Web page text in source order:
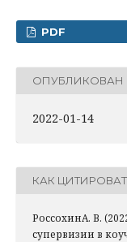
PDF
ОПУБЛИКОВАН
2022-01-14
КАК
РоссохинА. В.
супервизии в